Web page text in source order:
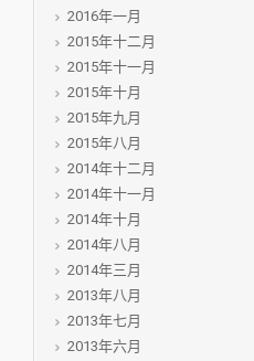
2016年一月
2015年十二月
2015年十一月
2015年十月
2015年九月
2015年八月
2014年十二月
2014年十一月
2014年十月
2014年八月
2014年三月
2013年八月
2013年七月
2013年六月